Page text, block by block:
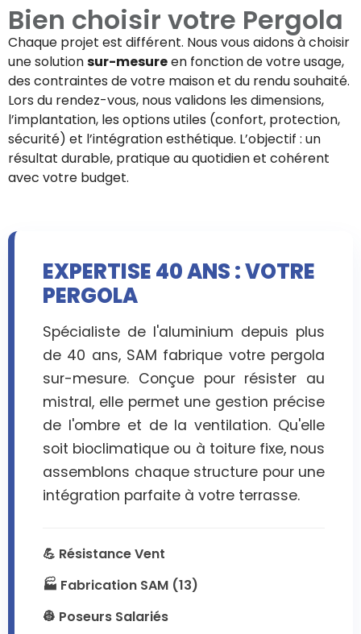
Bien choisir votre Pergola
Chaque projet est différent. Nous vous aidons à choisir
une solutionsur-mesureen fonction de votre usage,
des contraintes de votre maison et du rendu souhaité.
Lors du rendez-vous, nous validons les dimensions,
l’implantation, les options utiles (confort, protection,
sécurité) et l’intégration esthétique. L’objectif : un
résultat durable, pratique au quotidien et cohérent
avec votre budget.
EXPERTISE 40 ANS : VOTRE
PERGOLA
Spécialiste de l'aluminium depuis plus
de 40 ans, SAM fabrique votre pergola
sur-mesure. Conçue pour résister au
mistral, elle permet une gestion précise
de l'ombre et de la ventilation. Qu'elle
soit bioclimatique ou à toiture fixe, nous
assemblons chaque structure pour une
intégration parfaite à votre terrasse.
💪 Résistance Vent
🏭 Fabrication SAM (13)
👷 Poseurs Salariés